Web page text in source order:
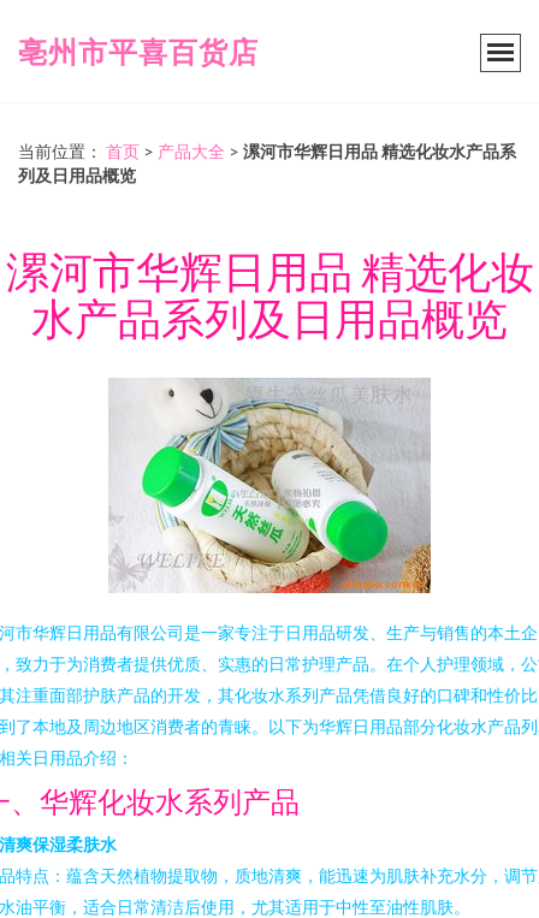
亳州市平喜百货店
当前位置： 首页 > 产品大全 > 漯河市华辉日用品 精选化妆水产品系
列及日用品概览
漯河市华辉日用品 精选化妆
水产品系列及日用品概览
市华辉日用品有限公司是一家专注于日用品研发、生产与销售的本土企
致力于为消费者提供优质、实惠的日常护理产品。在个人护理领域，
注重面部护肤产品的开发，其化妆水系列产品凭借良好的口碑和性价
了本地及周边地区消费者的青睐。以下为华辉日用品部分化妆水产品
关日用品介绍：
、华辉化妆水系列产品
清爽保湿柔肤水
特点：蕴含天然植物提取物，质地清爽，能迅速为肌肤补充水分，调
油平衡，适合日常清洁后使用，尤其适用于中性至油性肌肤。